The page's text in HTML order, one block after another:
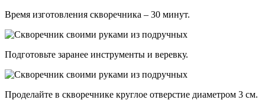
Время изготовления скворечника – 30 минут.
Подготовьте заранее инструменты и веревку.
Проделайте в скворечнике круглое отверстие диаметром 3 см.